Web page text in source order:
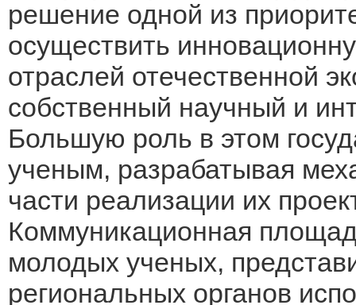
решение одной из
осуществить
отраслей отечественной
собственный научный и
Большую роль в этом
ученым, разрабатывая
части реализации их
Коммуникационная
молодых ученых,
региональных органов